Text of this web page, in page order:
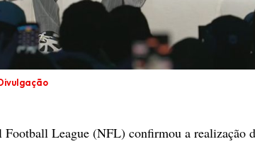
League (NFL) confirmou a realização